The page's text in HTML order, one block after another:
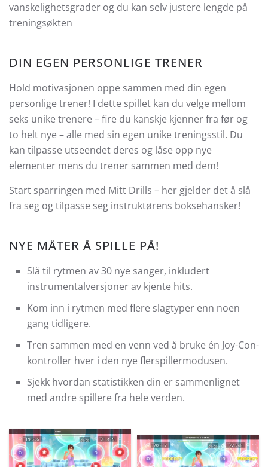
vanskelighetsgrader og du kan selv justere lengde på
treningsøkten
DIN EGEN PERSONLIGE TRENER
Hold motivasjonen oppe sammen med din egen
personlige trener! I dette spillet kan du velge mellom
seks unike trenere – fire du kanskje kjenner fra før og
to helt nye – alle med sin egen unike treningsstil. Du
kan tilpasse utseendet deres og låse opp nye
elementer mens du trener sammen med dem!
Start sparringen med Mitt Drills – her gjelder det å slå
fra seg og tilpasse seg instruktørens boksehansker!
NYE MÅTER Å SPILLE PÅ!
Slå til rytmen av 30 nye sanger, inkludert
instrumentalversjoner av kjente hits.
Kom inn i rytmen med flere slagtyper enn noen
gang tidligere.
Tren sammen med en venn ved å bruke én Joy-Con-
kontroller hver i den nye flerspillermodusen.
Sjekk hvordan statistikken din er sammenlignet
med andre spillere fra hele verden.